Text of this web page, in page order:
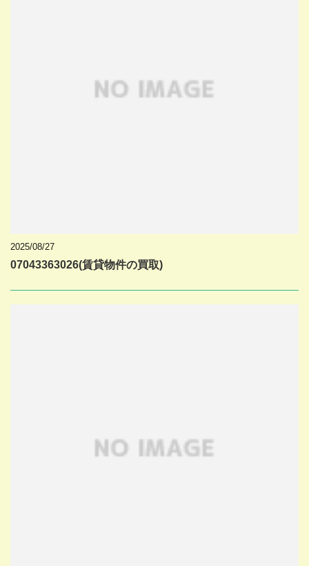
2025/08/27
07043363026(賃貸物件の買取)